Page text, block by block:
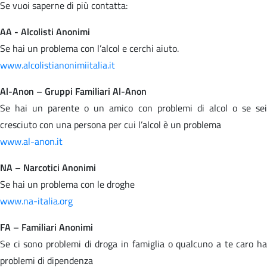
Se vuoi saperne di più contatta:
AA - Alcolisti Anonimi
Se hai un problema con l’alcol e cerchi aiuto.
www.alcolistianonimiitalia.it
Al-Anon – Gruppi Familiari Al-Anon
Se hai un parente o un amico con problemi di alcol o se sei
cresciuto con una persona per cui l’alcol è un problema
www.al-anon.it
NA – Narcotici Anonimi
Se hai un problema con le droghe
www.na-italia.org
FA – Familiari Anonimi
Se ci sono problemi di droga in famiglia o qualcuno a te caro ha
problemi di dipendenza